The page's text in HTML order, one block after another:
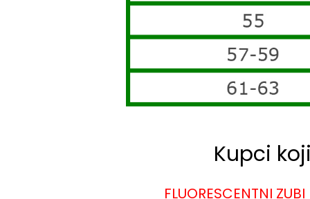
Kupci
FLUORESCENTNI ZUBI